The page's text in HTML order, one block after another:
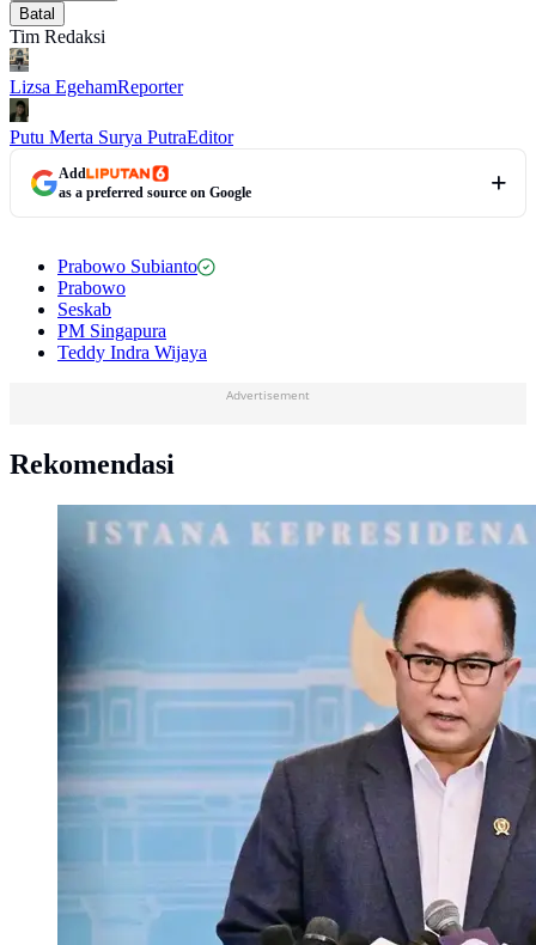
Batal
Tim Redaksi
Lizsa EgehamReporter
Putu Merta Surya PutraEditor
Add
as a preferred source on Google
Prabowo Subianto
Prabowo
Seskab
PM Singapura
Teddy Indra Wijaya
Advertisement
Rekomendasi